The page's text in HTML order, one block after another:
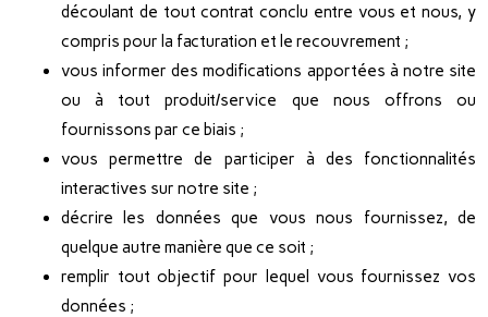
découlant de tout contrat conclu entre vous et nous, y
compris pour la facturation et le recouvrement ;
vous informer des modifications apportées à notre site
ou à tout produit/service que nous offrons ou
fournissons par ce biais ;
vous permettre de participer à des fonctionnalités
interactives sur notre site ;
décrire les données que vous nous fournissez, de
quelque autre manière que ce soit ;
remplir tout objectif pour lequel vous fournissez vos
données ;